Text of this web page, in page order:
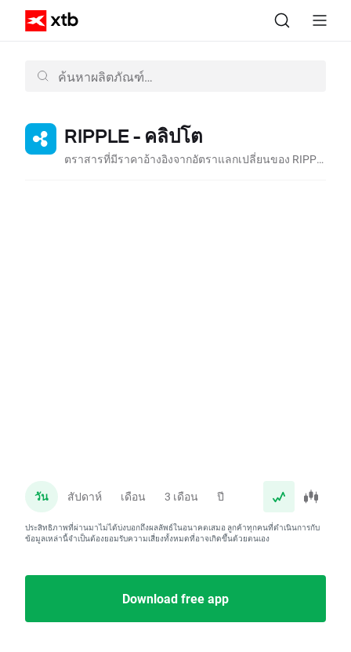
RIPPLE - คลิปโต
ตราสารที่มีราคาอ้างอิงจากอัตราแลกเปลี่ยนของ RIPPLE ต่อดอลลาร์สหรัฐ
วัน สัปดาห์ เดือน 3 เดือน ปี
ประสิทธิภาพที่ผ่านมาไม่ได้บ่งบอกถึงผลลัพธ์ในอนาคตเสมอ ลูกค้าทุกคนที่ดำเนินการกับ
ข้อมูลเหล่านี้จำเป็นต้องยอมรับความเสี่ยงทั้งหมดที่อาจเกิดขึ้นด้วยตนเอง
Download free app